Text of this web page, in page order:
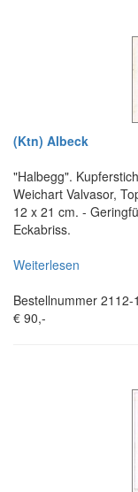
(Ktn) Albeck
"Halbegg".
Weichart Valvasor,
12 x 21 cm. -
Eckabriss.
Weiterlesen
Bestellnummer 2112-
€ 90,-